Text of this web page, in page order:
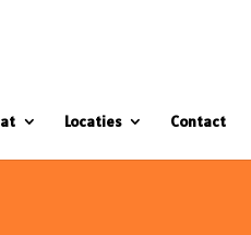
Locaties Contact